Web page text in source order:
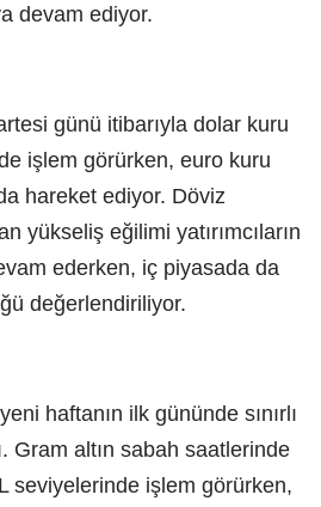
devam ediyor.
günü itibarıyla dolar kuru
işlem görürken, euro kuru
hareket ediyor. Döviz
yükseliş eğilimi yatırımcıların
ederken, iç piyasada da
değerlendiriliyor.
haftanın ilk gününde sınırlı
Gram altın sabah saatlerinde
seviyelerinde işlem görürken,